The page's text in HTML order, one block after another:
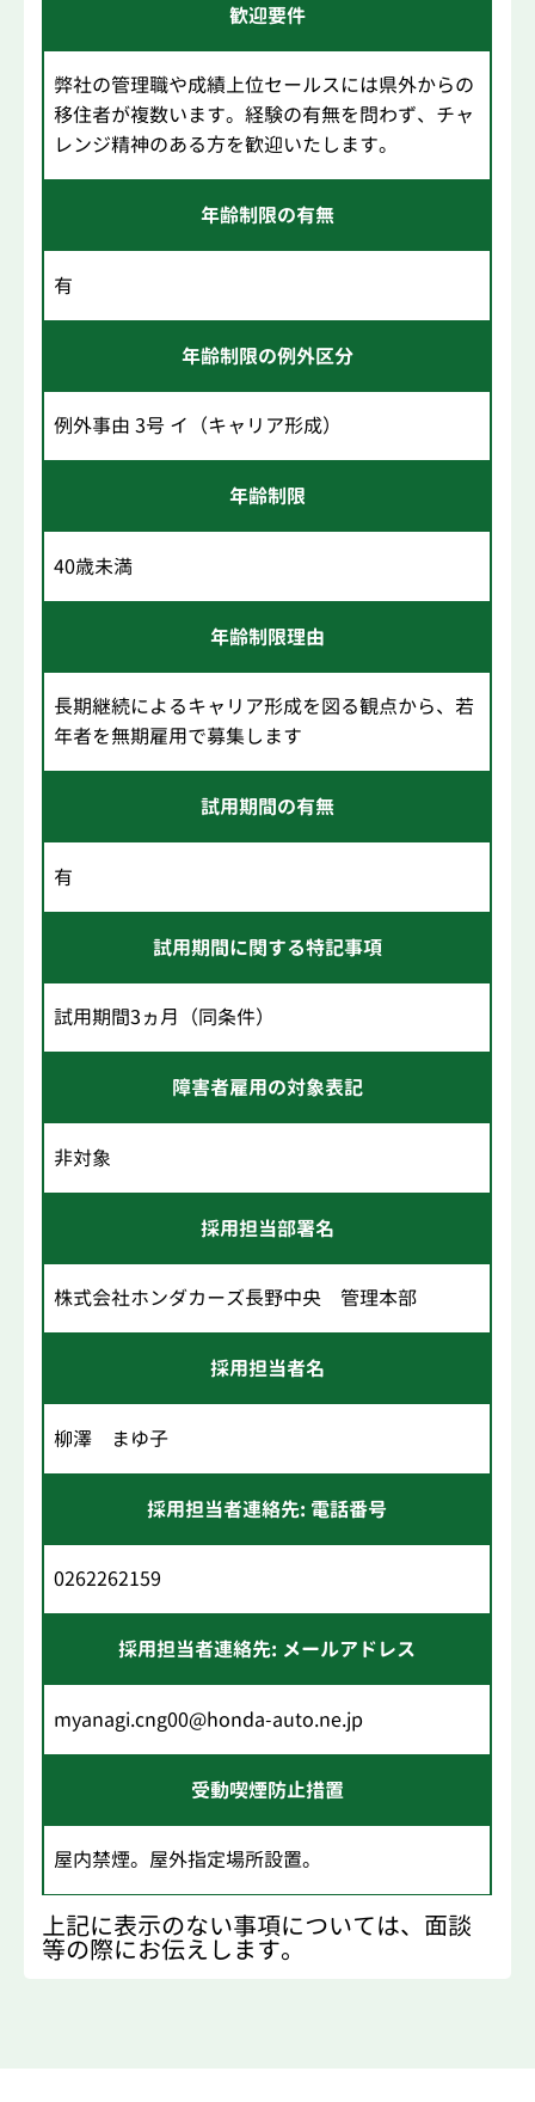
歓迎要件
弊社の管理職や成績上位セールスには県外からの
移住者が複数います。経験の有無を問わず、チャ
レンジ精神のある方を歓迎いたします。
年齢制限の有無
有
年齢制限の例外区分
例外事由 3号 イ（キャリア形成）
年齢制限
40歳未満
年齢制限理由
長期継続によるキャリア形成を図る観点から、若
年者を無期雇用で募集します
試用期間の有無
有
試用期間に関する特記事項
試用期間3ヵ月（同条件）
障害者雇用の対象表記
非対象
採用担当部署名
株式会社ホンダカーズ長野中央 管理本部
採用担当者名
柳澤 まゆ子
採用担当者連絡先: 電話番号
0262262159
採用担当者連絡先: メールアドレス
myanagi.cng00@honda-auto.ne.jp
受動喫煙防止措置
屋内禁煙。屋外指定場所設置。
上記に表示のない事項については、面談
等の際にお伝えします。